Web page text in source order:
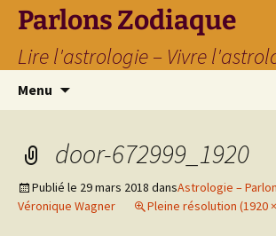
Parlons Zodiaque
Lire l'astrologie – Vivre
Menu
door-672999_1920
Publié le 29 mars 2018 dansAstrologie –
Véronique Wagner
Pleine résolution (1920